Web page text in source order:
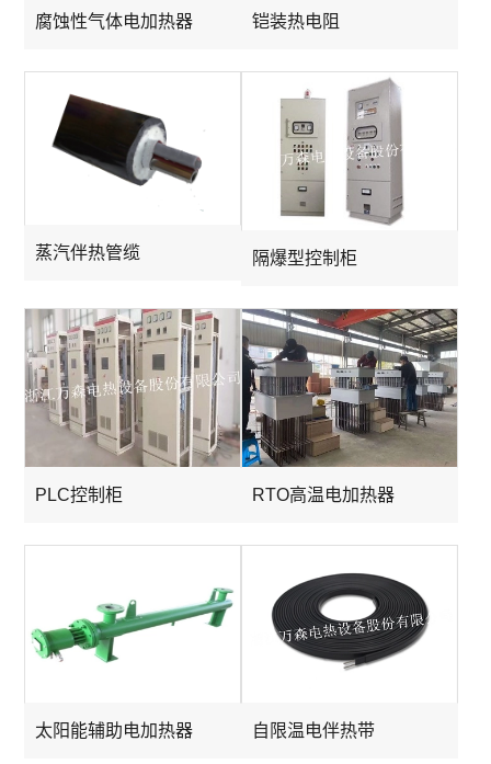
腐蚀性气体电加热器 铠装热电阻
蒸汽伴热管缆 隔爆型控制柜
PLC控制柜 RTO高温电加热器
太阳能辅助电加热器 自限温电伴热带